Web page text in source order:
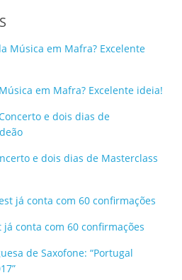
em Mafra? Excelente ideia!
e dois dias de Masterclass
já conta com 60 confirmações